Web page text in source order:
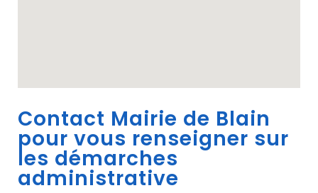
Contact Mairie de Blain
pour vous renseigner sur
les démarches
administrative